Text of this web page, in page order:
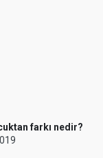
farkı nedir?